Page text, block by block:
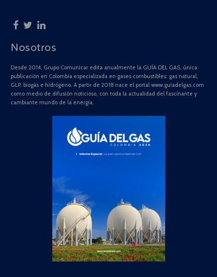
Nosotros
Desde 2014, Grupo Comunicar edita anualmente la GUÍA DEL GAS, única
publicación en Colombia especializada en gases combustibles: gas natural,
GLP, biogás e hidrógeno. A partir de 2018 nace el portal www.guiadelgas.com
como medio de difusión noticioso, con toda la actualidad del fascinante y
cambiante mundo de la energía.